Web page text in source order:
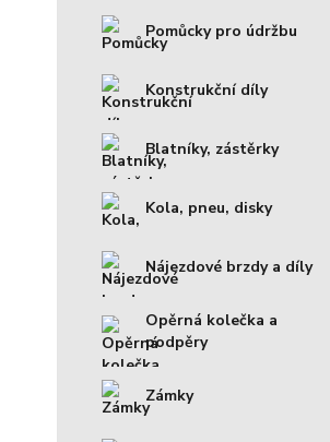
Pomůcky pro údržbu
Konstrukční díly
Blatníky, zástěrky
Kola, pneu, disky
Nájezdové brzdy a díly
Opěrná kolečka a
podpěry
Zámky